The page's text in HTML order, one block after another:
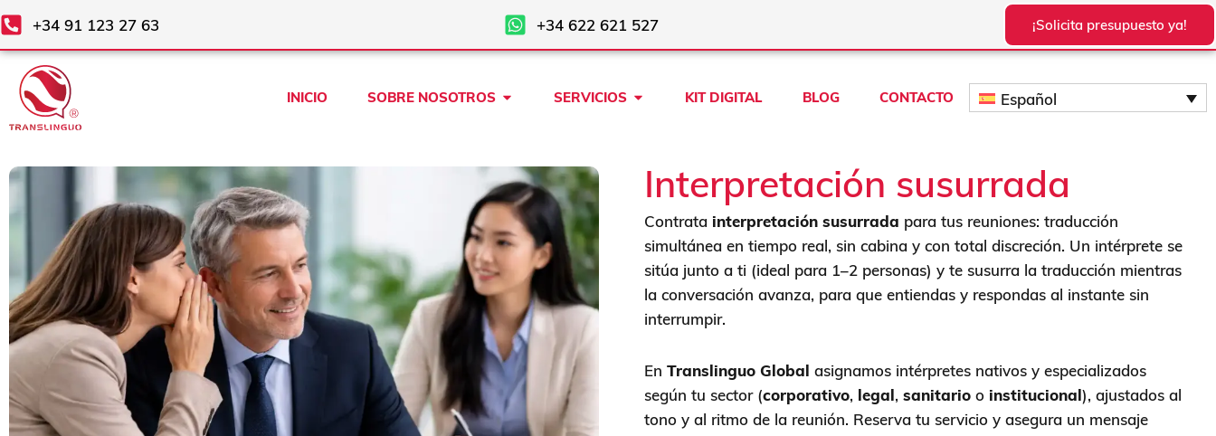
Ir
al
contenido
+34 91 123 27 63 +34 622 621 527 ¡Solicita presupuesto ya!
INICIO SOBRE NOSOTROS Open SOBRE NOSOTROS
SERVICIOS Open SERVICIOS
KIT DIGITAL BLOG CONTACTO Español
Interpretación susurrada
Contrata interpretación susurrada para tus reuniones: traducción
simultánea en tiempo real, sin cabina y con total discreción. Un intérprete se
sitúa junto a ti (ideal para 1–2 personas) y te susurra la traducción mientras
la conversación avanza, para que entiendas y respondas al instante sin
interrumpir.
En Translinguo Global asignamos intérpretes nativos y especializados
según tu sector (corporativo, legal, sanitario o institucional), ajustados al
tono y al ritmo de la reunión. Reserva tu servicio y asegura un mensaje